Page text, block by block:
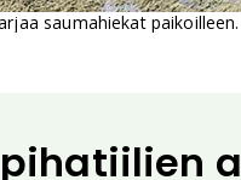
saumahiekat paikoilleen.